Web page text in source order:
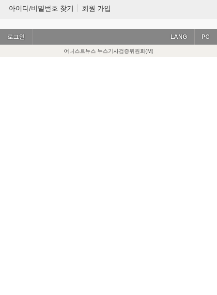
아이디/비밀번호 찾기 회원 가입
로그인 PC
LANG
어니스트뉴스 뉴스기사검증위원회(M)